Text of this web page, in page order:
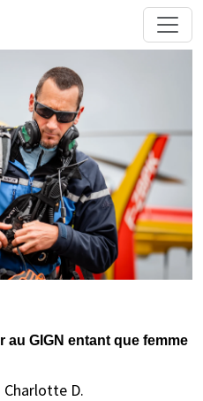
au GIGN entant que femme
D.